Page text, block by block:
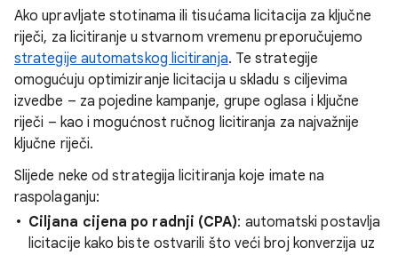
Ako upravljate stotinama ili tisućama licitacija za ključne
riječi, za licitiranje u stvarnom vremenu preporučujemo
strategije automatskog licitiranja. Te strategije
omogućuju optimiziranje licitacija u skladu s ciljevima
izvedbe – za pojedine kampanje, grupe oglasa i ključne
riječi – kao i mogućnost ručnog licitiranja za najvažnije
ključne riječi.
Slijede neke od strategija licitiranja koje imate na
raspolaganju:
Ciljana cijena po radnji (CPA): automatski postavlja
licitacije kako biste ostvarili što veći broj konverzija uz